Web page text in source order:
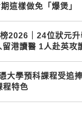
這樣做免「爆煲」
2026｜24位狀元升
留港讀醫 1人赴英攻
大學預科課程受追
程特色